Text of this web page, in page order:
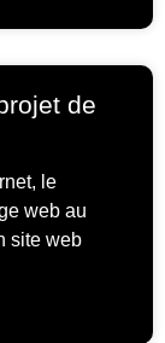
de
le
web au
site web